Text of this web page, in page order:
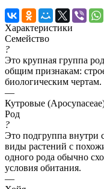
Характеристики
Семейство
?
Это крупная группа
общим признакам:
биологическим чертам.
—
Кутровые
Род
?
Это подгруппа внутри
виды растений с
одного рода обычно
условия обитания.
—